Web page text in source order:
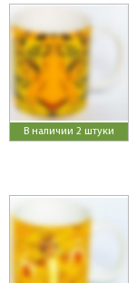
В наличии 2 штуки